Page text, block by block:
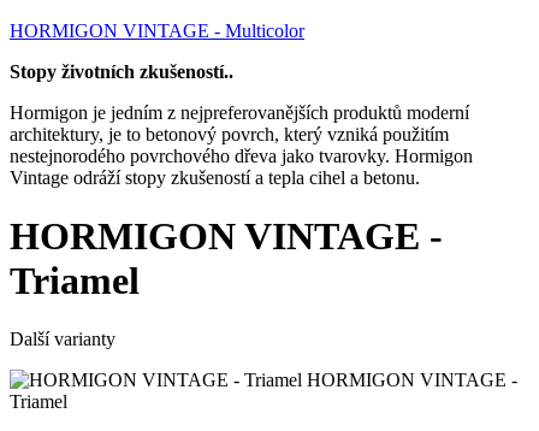
HORMIGON VINTAGE - Multicolor
Stopy životních zkušeností..
Hormigon je jedním z nejpreferovanějších produktů moderní
architektury, je to betonový povrch, který vzniká použitím
nestejnorodého povrchového dřeva jako tvarovky. Hormigon
Vintage odráží stopy zkušeností a tepla cihel a betonu.
HORMIGON VINTAGE -
Triamel
Další varianty
HORMIGON VINTAGE -
Triamel